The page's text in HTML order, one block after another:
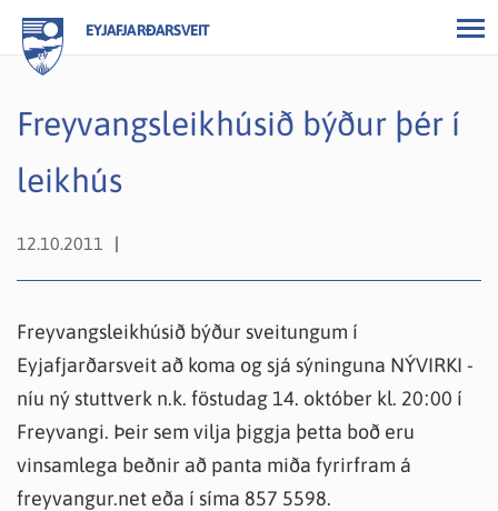
EYJAFJARÐARSVEIT
Freyvangsleikhúsið býður þér í
leikhús
12.10.2011
Freyvangsleikhúsið býður sveitungum í
Eyjafjarðarsveit að koma og sjá sýninguna NÝVIRKI -
níu ný stuttverk n.k. föstudag 14. október kl. 20:00 í
Freyvangi. Þeir sem vilja þiggja þetta boð eru
vinsamlega beðnir að panta miða fyrirfram á
freyvangur.net eða í síma 857 5598.